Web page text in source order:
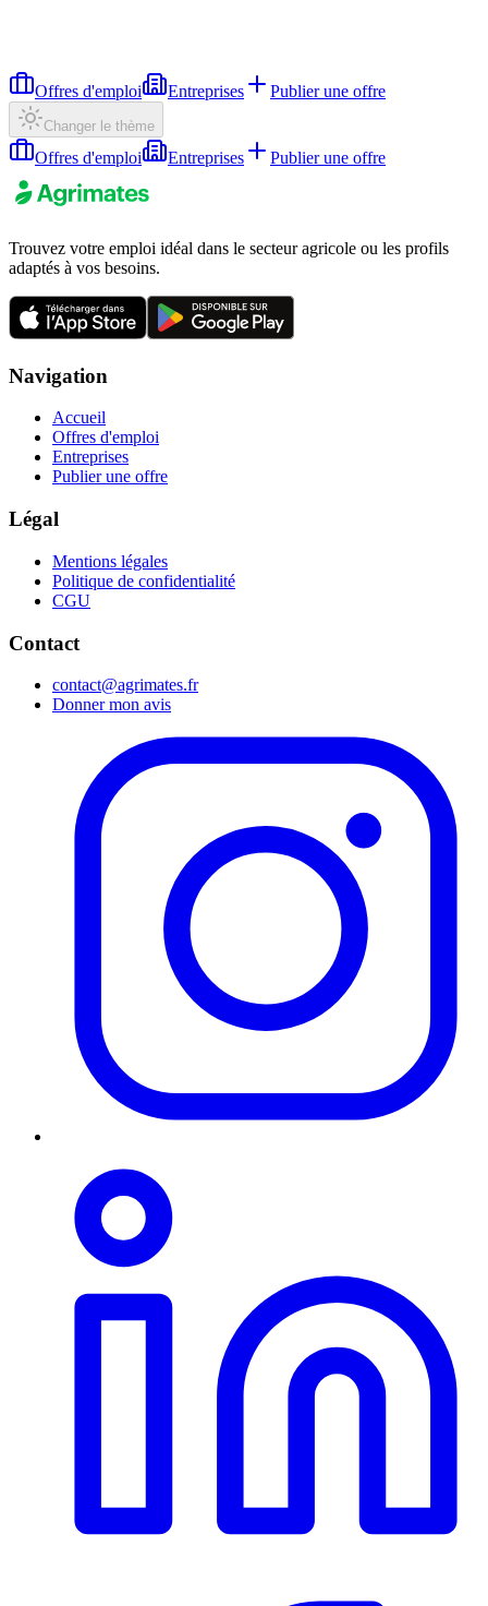
Offres d'emploi Entreprises Publier une offre
Changer le thème
Offres d'emploi Entreprises Publier une offre
Trouvez votre emploi idéal dans le secteur agricole ou les profils
adaptés à vos besoins.
Navigation
Accueil
Offres d'emploi
Entreprises
Publier une offre
Légal
Mentions légales
Politique de confidentialité
CGU
Contact
contact@agrimates.fr
Donner mon avis